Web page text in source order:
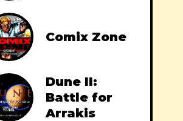
Comix Zone
Dune II:
Battle for
Arrakis